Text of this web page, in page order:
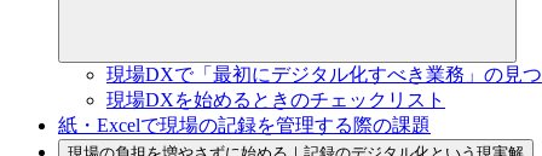
現場DXで「最初にデジタル化すべき業務」の見
現場DXを始める ときのチェックリスト
紙・Excelで現場の記録を管理する際の課題